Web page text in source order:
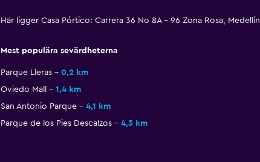
Här ligger Casa Pórtico: Carrera 36 No 8A - 96 Zona Rosa, Medellín
Mest populära sevärdheterna
Parque Lleras 0,2 km
Oviedo Mall
1,4 km
San Antonio Parque
4,1 km
Parque de los Pies Descalzos
4,3 km